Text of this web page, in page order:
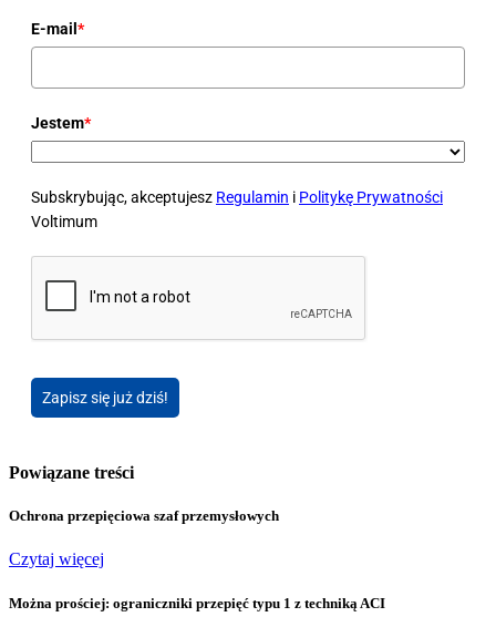
E-mail *
Jestem*
Subskrybując, akceptujesz Regulamin i Politykę Prywatności
Voltimum
Zapisz się już dziś!
Powiązane treści
Ochrona przepięciowa szaf przemysłowych
Czytaj więcej
Można prościej: ograniczniki przepięć typu 1 z techniką ACI